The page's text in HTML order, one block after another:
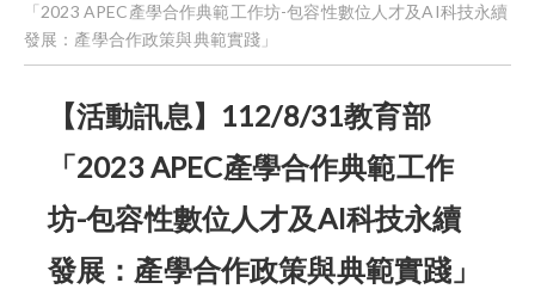
「2023 APEC產學合作典範工作坊-包容性數位人才及AI科技永續
發展：產學合作政策與典範實踐」
【活動訊息】112/8/31教育部
「2023 APEC產學合作典範工作
坊-包容性數位人才及AI科技永續
發展：產學合作政策與典範實踐」